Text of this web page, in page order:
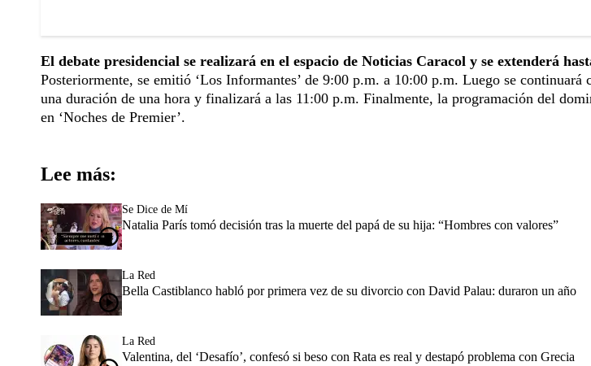
El debate presidencial se realizará en el espacio de Noticias Caracol y se extenderá
Posteriormente, se emitió ‘Los Informantes’ de 9:00 p.m. a 10:00 p.m. Luego se continuará
una duración de una hora y finalizará a las 11:00 p.m. Finalmente, la programación del
en ‘Noches de Premier’.
Lee más:
Se Dice de Mí
Natalia París tomó decisión tras la muerte del papá de su hija: “Hombres con valores”
La Red
Bella Castiblanco habló por primera vez de su divorcio con David Palau: duraron un año
La Red
Valentina, del ‘Desafío’, confesó si beso con Rata es real y destapó problema con Grecia